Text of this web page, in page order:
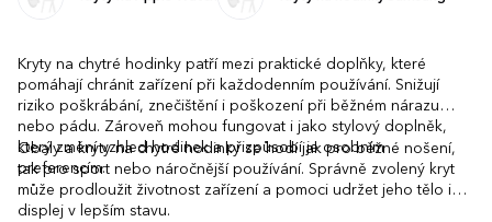
Kryty na chytré hodinky patří mezi praktické doplňky, které
pomáhají chránit zařízení při každodenním používání. Snižují
riziko poškrábání, znečištění i poškození při běžném nárazu
nebo pádu. Zároveň mohou fungovat i jako stylový doplněk,
který změní vzhled hodinek a přizpůsobí je osobním
preferencím.
Obaly a kryty na chytré hodinky se hodí jak pro běžné nošení,
tak pro sport nebo náročnější používání. Správně zvolený kryt
může prodloužit životnost zařízení a pomoci udržet jeho tělo i
displej v lepším stavu.